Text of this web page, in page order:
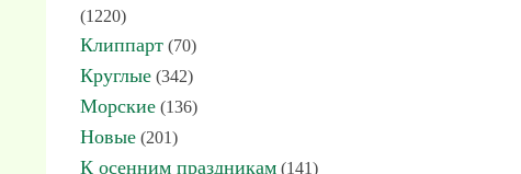
(1220)
Клиппарт (70)
Круглые (342)
Морские (136)
Новые (201)
К осенним праздникам (141)